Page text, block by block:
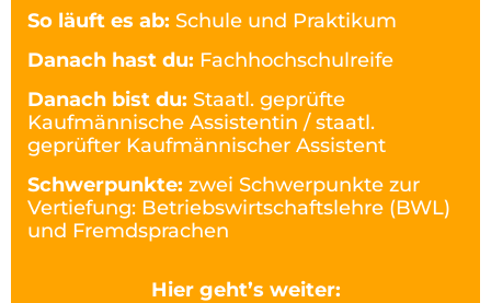
So läuft es ab: Schule und Praktikum
Danach hast du: Fachhochschulreife
Danach bist du: Staatl. geprüfte
Kaufmännische Assistentin / staatl.
geprüfter Kaufmännischer Assistent
Schwerpunkte: zwei Schwerpunkte zur
Vertiefung: Betriebswirtschaftslehre (BWL)
und Fremdsprachen
Hier geht’s weiter: